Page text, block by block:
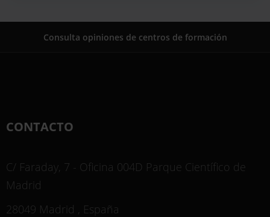
Consulta opiniones de centros de formación
CONTACTO
C/ Faraday, 7 - Oficina 004D Parque Científico de
Madrid
28049 Madrid , España